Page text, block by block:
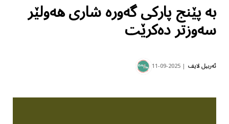
بە پێنج پارکی گەورە شاری هەولێر
سەوزتر دەکرێت
ئەربیل لایف 2025-09-11